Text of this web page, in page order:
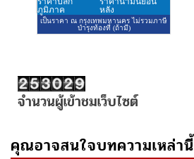
จำนวนผู้เข้าชมเว็บไซต์
คุณอาจสนใจบทความเหล่านี้